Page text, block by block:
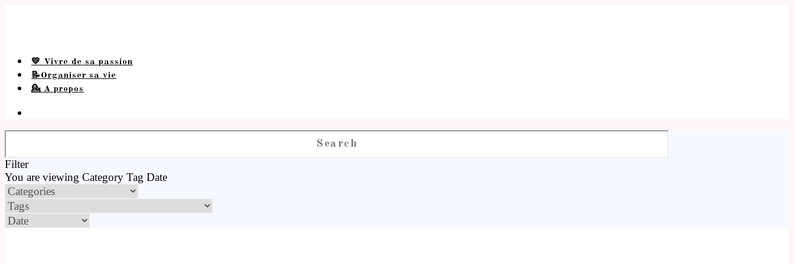
💛 Vivre de sa passion
📝Organiser sa vie
💁 A propos
Filter
You are viewing Category Tag Date